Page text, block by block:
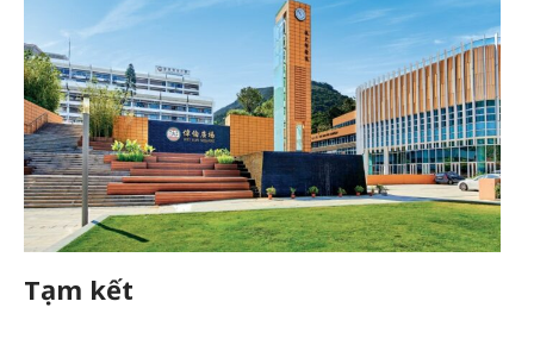
Tạm kết